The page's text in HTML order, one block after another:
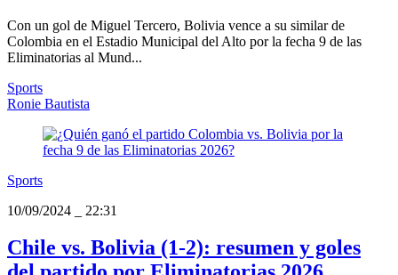
Con un gol de Miguel Tercero, Bolivia vence a su similar de
Colombia en el Estadio Municipal del Alto por la fecha 9 de las
Eliminatorias al Mund...
Sports
Ronie Bautista
Sports
10/09/2024
22:31
Chile vs. Bolivia (1-2): resumen y goles